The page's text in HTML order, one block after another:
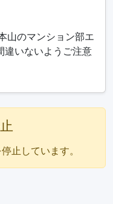
山のマンション部エ
違いないようご注意
止しています。